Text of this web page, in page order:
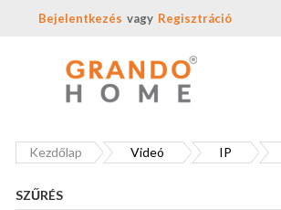
Bejelentkezés Regisztráció
Kezdőlap Videó IP
SZŰRÉS